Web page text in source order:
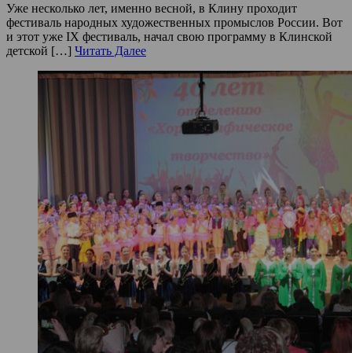
Уже несколько лет, именно весной, в Клину проходит
фестиваль народных художественных промыслов России. Вот
и этот уже IX фестиваль, начал свою программу в Клинской
детской […] Читать Далее